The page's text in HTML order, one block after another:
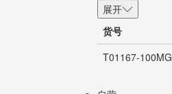
展开
货号
T01167-100MG